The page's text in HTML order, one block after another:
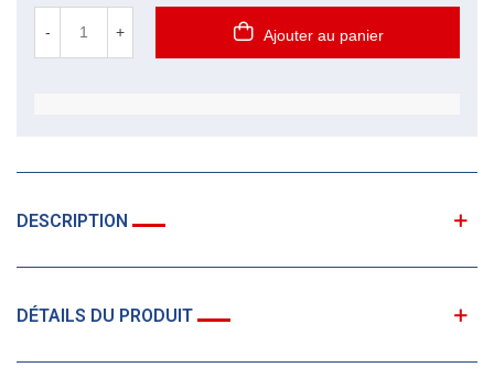
- + Ajouter au panier
DESCRIPTION
DÉTAILS DU PRODUIT